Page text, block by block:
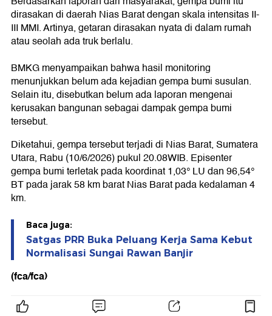
dirasakan di daerah Nias Barat dengan skala intensitas II-
III MMI. Artinya, getaran dirasakan nyata di dalam rumah
atau seolah ada truk berlalu.
BMKG menyampaikan bahwa hasil monitoring
menunjukkan belum ada kejadian gempa bumi susulan.
Selain itu, disebutkan belum ada laporan mengenai
kerusakan bangunan sebagai dampak gempa bumi
tersebut.
Diketahui, gempa tersebut terjadi di Nias Barat, Sumatera
Utara, Rabu (10/6/2026) pukul 20.08WIB. Episenter
gempa bumi terletak pada koordinat 1,03° LU dan 96,54°
BT pada jarak 58 km barat Nias Barat pada kedalaman 4
km.
Baca juga:
Satgas PRR Buka Peluang Kerja Sama Kebut
Normalisasi Sungai Rawan Banjir
(fca/fca)